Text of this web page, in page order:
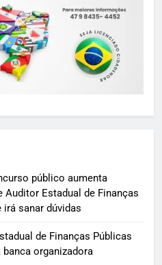
público aumenta
Auditor Estadual de Finanças
irá sanar dúvidas
de Finanças Públicas
organizadora